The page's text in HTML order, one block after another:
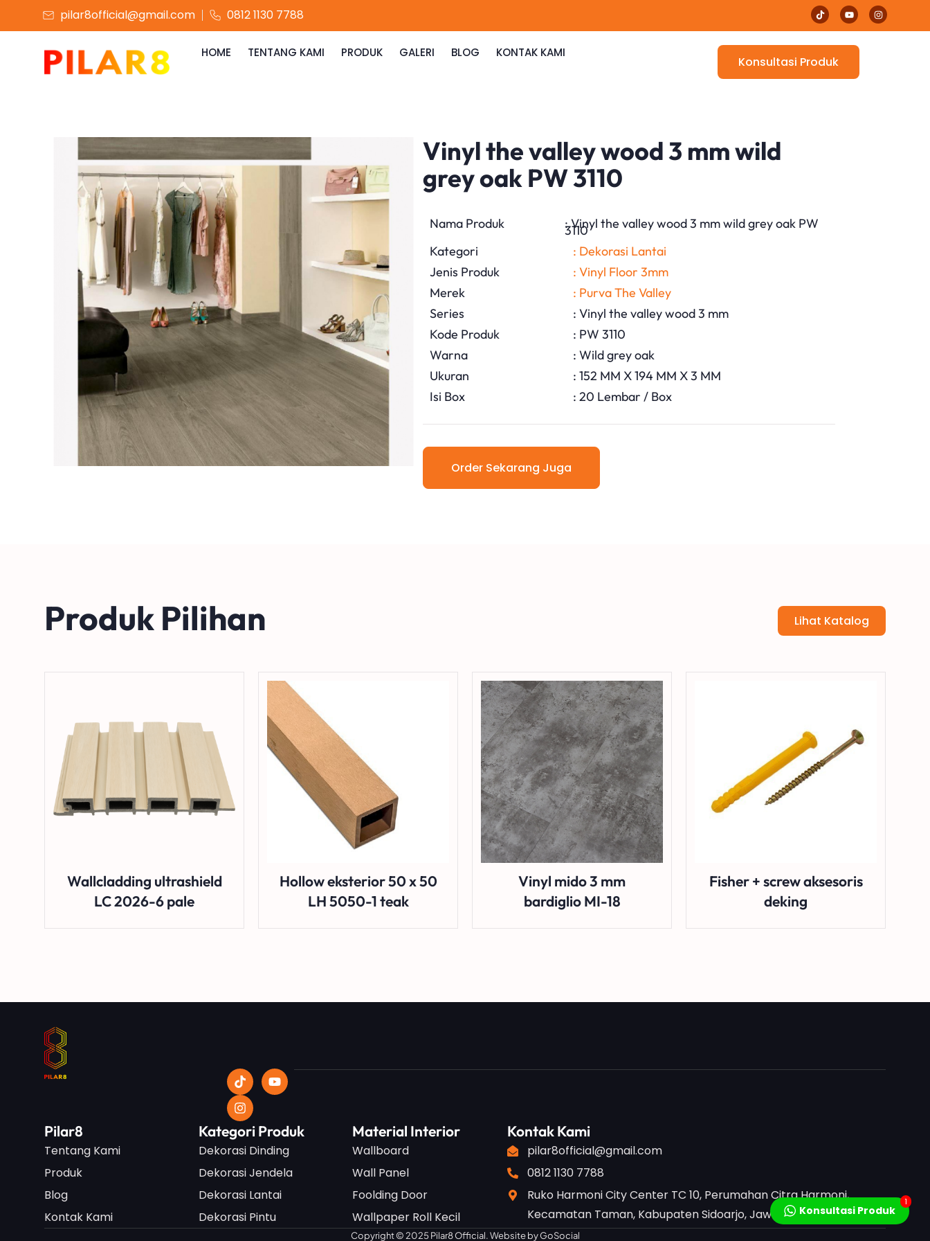
pilar8official@gmail.com 0812 1130 7788
HOME TENTANG KAMI PRODUK GALERI BLOG KONTAK KAMI
Konsultasi Produk
Vinyl the valley wood 3 mm wild
grey oak PW 3110
Nama Produk : Vinyl the valley wood 3 mm wild grey oak PW
3110
Kategori
: Dekorasi Lantai
Jenis Produk
: Vinyl Floor 3mm
Merek
: Purva The Valley
Series
: Vinyl the valley wood 3 mm
Kode Produk
: PW 3110
Warna
: Wild grey oak
Ukuran
: 152 MM X 194 MM X 3 MM
Isi Box
: 20 Lembar / Box
Order Sekarang Juga
Produk Pilihan Lihat Katalog
Wallcladding ultrashield
LC 2026-6 pale
Hollow eksterior 50 x 50
LH 5050-1 teak
Vinyl mido 3 mm
bardiglio MI-18
Fisher + screw aksesoris
deking
Pilar8
Tentang Kami
Produk
Blog
Kontak Kami
Kategori Produk
Dekorasi Dinding
Dekorasi Jendela
Dekorasi Lantai
Dekorasi Pintu
Material Interior
Wallboard
Wall Panel
Foolding Door
Wallpaper Roll Kecil
Kontak Kami
pilar8official@gmail.com
0812 1130 7788
Ruko Harmoni City Center TC 10, Perumahan Citra Harmoni,
Kecamatan Taman, Kabupaten Sidoarjo, Jawa Timur
Copyright © 2025 Pilar8 Official. Website byGoSocial
Konsultasi Produk
1